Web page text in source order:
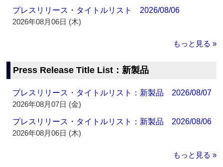
プレスリリース・タイトルリスト 2026/08/06
2026年08月06日 (木)
もっと見る »
Press Release Title List：新製品
プレスリリース・タイトルリスト：新製品 2026/08/07
2026年08月07日 (金)
プレスリリース・タイトルリスト：新製品 2026/08/06
2026年08月06日 (木)
もっと見る »